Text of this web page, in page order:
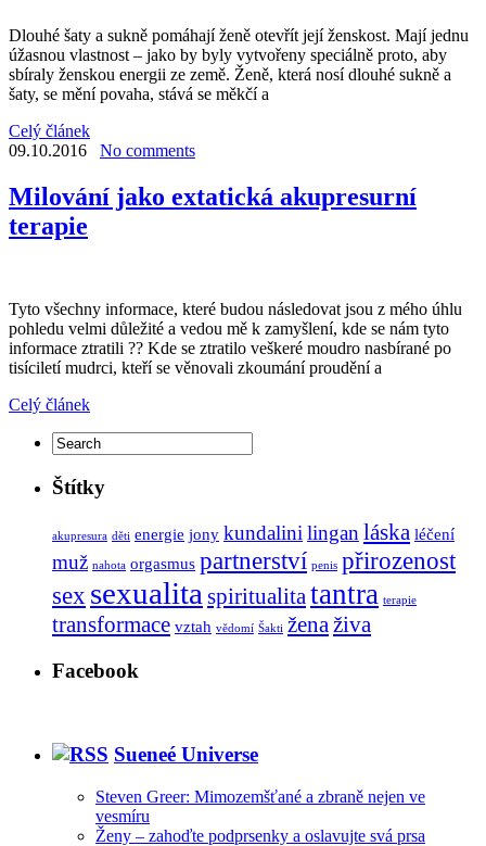
Dlouhé šaty a sukně pomáhají ženě otevřít její ženskost. Mají jednu
úžasnou vlastnost – jako by byly vytvořeny speciálně proto, aby
sbíraly ženskou energii ze země. Ženě, která nosí dlouhé sukně a
šaty, se mění povaha, stává se měkčí a
Celý článek
09.10.2016
No comments
Milování jako extatická akupresurní
terapie
Tyto všechny informace, které budou následovat jsou z mého úhlu
pohledu velmi důležité a vedou mě k zamyšlení, kde se nám tyto
informace ztratili ?? Kde se ztratilo veškeré moudro nasbírané po
tisíciletí mudrci, kteří se věnovali zkoumání proudění a
Celý článek
Štítky
akupresura děti energie jony kundalinilinganláska léčení
muž nahota orgasmus partnerství penis přirozenost
sexsexualita spiritualitatantra terapie
transformace vztah vědomí Šakti ženaživa
Facebook
Sueneé Universe
Steven Greer: Mimozemšťané a zbraně nejen ve
vesmíru
Ženy – zahoďte podprsenky a oslavujte svá prsa